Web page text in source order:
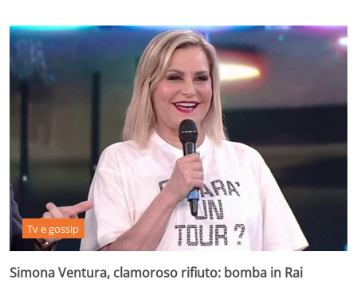
Tv e gossip
Simona Ventura, clamoroso rifiuto: bomba in Rai